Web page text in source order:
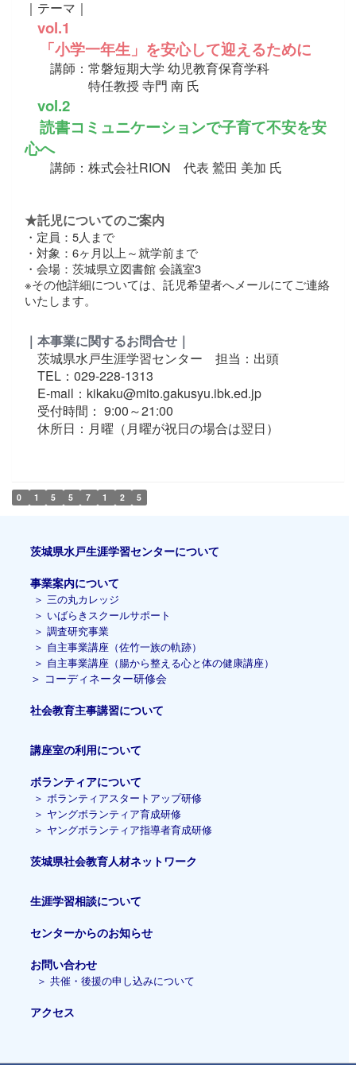
｜テーマ｜
vol.1
「小学一年生」を安心して迎えるために
講師：常磐短期大学 幼児教育保育学科
特任教授 寺門 南 氏
vol.2
読書コミュニケーションで子育て不安を安
心へ
講師：株式会社RION 代表 鷲田 美加 氏
★託児についてのご案内
・定員：5人まで
・対象：6ヶ月以上～就学前まで
・会場：茨城県立図書館 会議室3
※その他詳細については、託児希望者へメールにてご連絡
いたします。
｜本事業に関するお問合せ｜
茨城県水戸生涯学習センター 担当：出頭
TEL：029-228-1313
E-mail：kikaku@mito.gakusyu.ibk.ed.jp
受付時間： 9:00～21:00
休所日：月曜（月曜が祝日の場合は翌日）
0 1 5 5 7 1 2 5
茨城県水戸生涯学習センターについて
事業案内について
＞ 三の丸カレッジ
＞ いばらきスクールサポート
＞ 調査研究事業
＞ 自主事業講座（佐竹一族の軌跡）
＞ 自主事業講座（腸から整える心と体の健康講座）
＞ コーディネーター研修会
社会教育主事講習について
講座室の利用について
ボランティアについて
＞ ボランティアスタートアップ研修
＞ ヤングボランティア育成研修
＞ ヤングボランティア指導者育成研修
茨城県社会教育人材ネットワーク
生涯学習相談について
センターからのお知らせ
お問い合わせ
＞ 共催・後援の申し込みについて
アクセス